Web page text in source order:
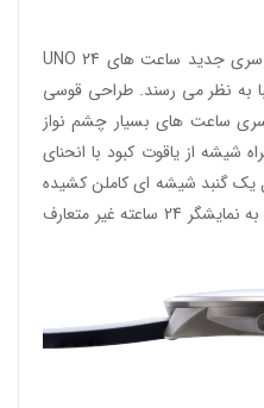
فارغ از اینکه شما از چه جهتی به سری جدید ساعت های UNO 24
به نظر می رسند. طراحی قوسی
ساعت های بسیار چشم نواز
شیشه از یاقوت کبود با انحنای
یک گنبد شیشه ای کاملن کشیده
پوشش می دهد و جلوه ی خاصی به نمایشگر 24 ساعته غیر متعارف